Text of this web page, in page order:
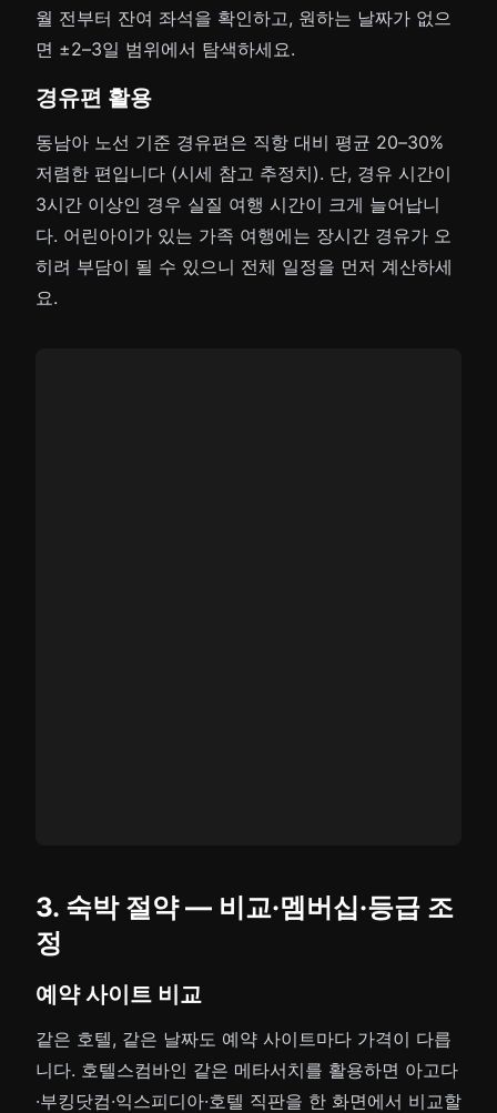
월 전부터 잔여 좌석을 확인하고, 원하는 날짜가 없으
면 ±2–3일 범위에서 탐색하세요.
경유편 활용
동남아 노선 기준 경유편은 직항 대비 평균 20–30%
저렴한 편입니다 (시세 참고 추정치). 단, 경유 시간이
3시간 이상인 경우 실질 여행 시간이 크게 늘어납니
다. 어린아이가 있는 가족 여행에는 장시간 경유가 오
히려 부담이 될 수 있으니 전체 일정을 먼저 계산하세
요.
3. 숙박 절약 — 비교·멤버십·등급 조
정
예약 사이트 비교
같은 호텔, 같은 날짜도 예약 사이트마다 가격이 다릅
니다. 호텔스컴바인 같은 메타서치를 활용하면 아고다
·부킹닷컴·익스피디아·호텔 직판을 한 화면에서 비교할